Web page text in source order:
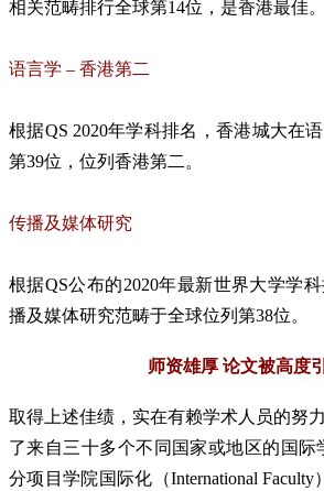
相关范畴排行全球第14位，是香港最佳。
语言学 – 香港第二
根据QS 2020年学科排名，香港城大在
第39位，位列香港第二。
传播及媒体研究
根据QS公布的2020年最新世界大学学
播及媒体研究范畴于全球位列第38位。
师资雄厚 论文被高度
取得上述佳绩，实在有赖学术人员的努
了来自三十多个不同国家或地区的国际
分项目学院国际化（International